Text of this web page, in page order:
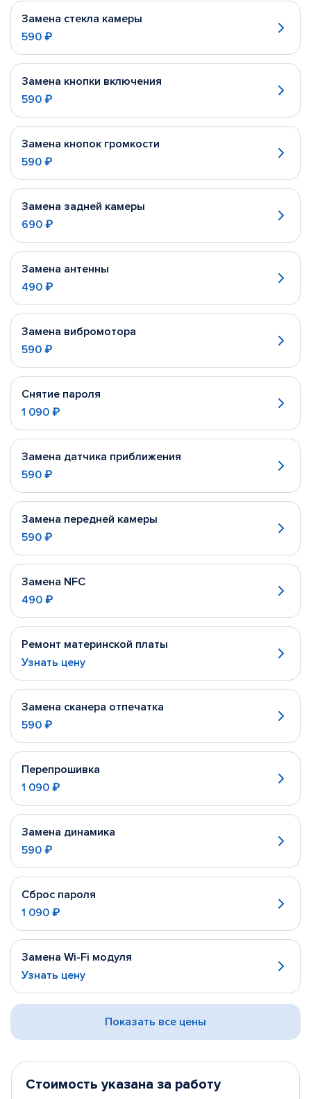
Замена стекла камеры
590 ₽
Замена кнопки включения
590 ₽
Замена кнопок громкости
590 ₽
Замена задней камеры
690 ₽
Замена антенны
490 ₽
Замена вибромотора
590 ₽
Снятие пароля
1 090 ₽
Замена датчика приближения
590 ₽
Замена передней камеры
590 ₽
Замена NFC
490 ₽
Ремонт материнской платы
Узнать цену
Замена сканера отпечатка
590 ₽
Перепрошивка
1 090 ₽
Замена динамика
590 ₽
Сброс пароля
1 090 ₽
Замена Wi-Fi модуля
Узнать цену
Показать все цены
Стоимость указана за работу